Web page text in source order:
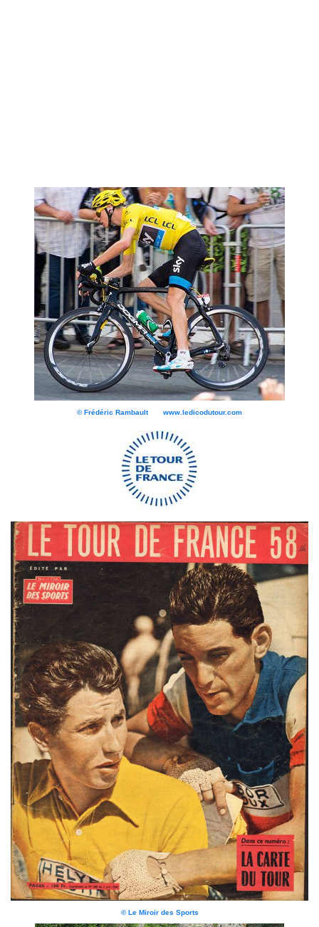
© Frédéric Rambault www.ledicodutour.com
© Le Miroir des Sports